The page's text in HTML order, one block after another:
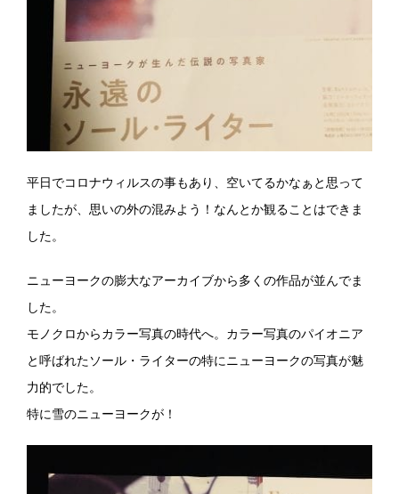
平日でコロナウィルスの事もあり、空いてるかなぁと思って
ましたが、思いの外の混みよう！なんとか観ることはできま
した。
ニューヨークの膨大なアーカイブから多くの作品が並んでま
した。
モノクロからカラー写真の時代へ。カラー写真のパイオニア
と呼ばれたソール・ライターの特にニューヨークの写真が魅
力的でした。
特に雪のニューヨークが！